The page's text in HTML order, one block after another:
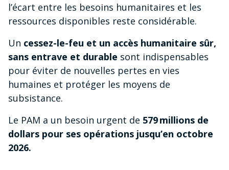
l’écart entre les besoins humanitaires et les
ressources disponibles reste considérable.
Un cessez-le-feu et un accès humanitaire sûr,
sans entrave et durable sont indispensables
pour éviter de nouvelles pertes en vies
humaines et protéger les moyens de
subsistance.
Le PAM a un besoin urgent de 579 millions de
dollars pour ses opérations jusqu’en octobre
2026.